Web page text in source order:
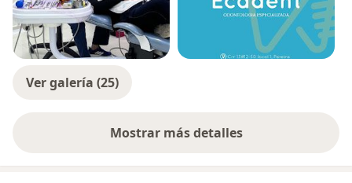
Ver galería (25)
Mostrar más detalles
sobre la experiencia